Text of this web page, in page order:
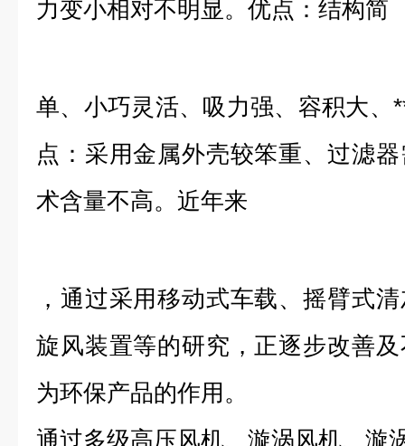
力变小相对不明显。优点：结构简
单、小巧灵活、吸力强、容积大、
点：采用金属外壳较笨重、过滤
术含量不高。近年来
，通过采用移动式车载、摇臂式
旋风装置等的研究，正逐步改善
为环保产品的作用。
通过多级高压风机、漩涡风机、漩